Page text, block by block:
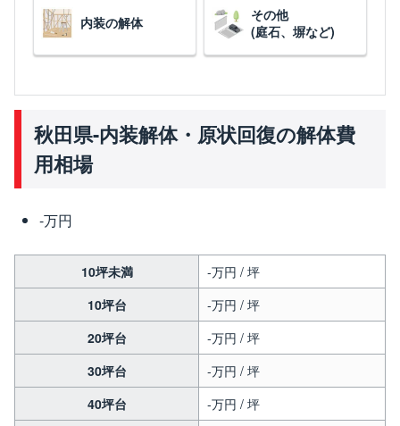
内装の解体
その他
(庭石、塀など)
秋田県-内装解体・原状回復の解体費
用相場
-万円
10坪未満
-万円 / 坪
10坪台
-万円 / 坪
20坪台
-万円 / 坪
30坪台
-万円 / 坪
40坪台
-万円 / 坪